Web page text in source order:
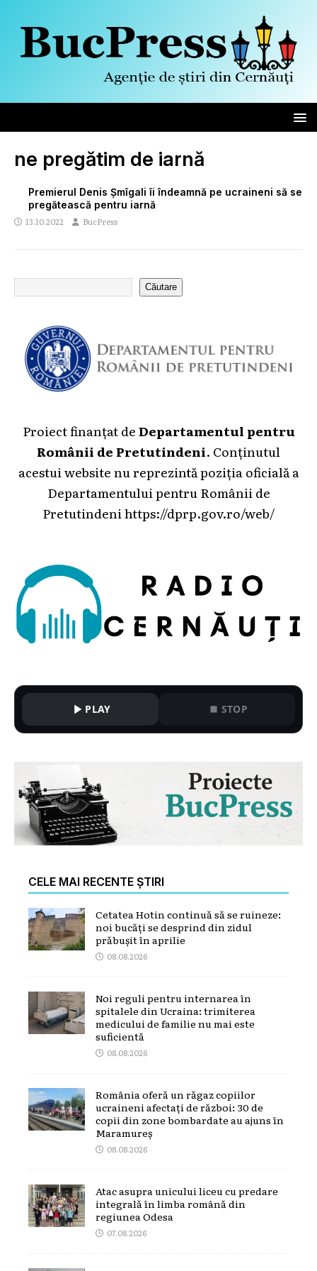
ne pregătim de iarnă
Premierul Denis Șmîgali îi îndeamnă pe ucraineni să se
pregătească pentru iarnă
13.10.2022 BucPress
Căutare
Proiect finanțat deDepartamentul pentru
Românii de Pretutindeni. Conținutul
acestui website nu reprezintă poziția oficială a
Departamentului pentru Românii de
Pretutindeni https://dprp.gov.ro/web/
PLAY STOP
CELE MAI RECENTE ȘTIRI
Cetatea Hotin continuă să se ruineze:
noi bucăți se desprind din zidul
prăbușit în aprilie
08.08.2026
Noi reguli pentru internarea în
spitalele din Ucraina: trimiterea
medicului de familie nu mai este
suficientă
08.08.2026
România oferă un răgaz copiilor
ucraineni afectați de război: 30 de
copii din zone bombardate au ajuns în
Maramureș
08.08.2026
Atac asupra unicului liceu cu predare
integrală în limba română din
regiunea Odesa
07.08.2026